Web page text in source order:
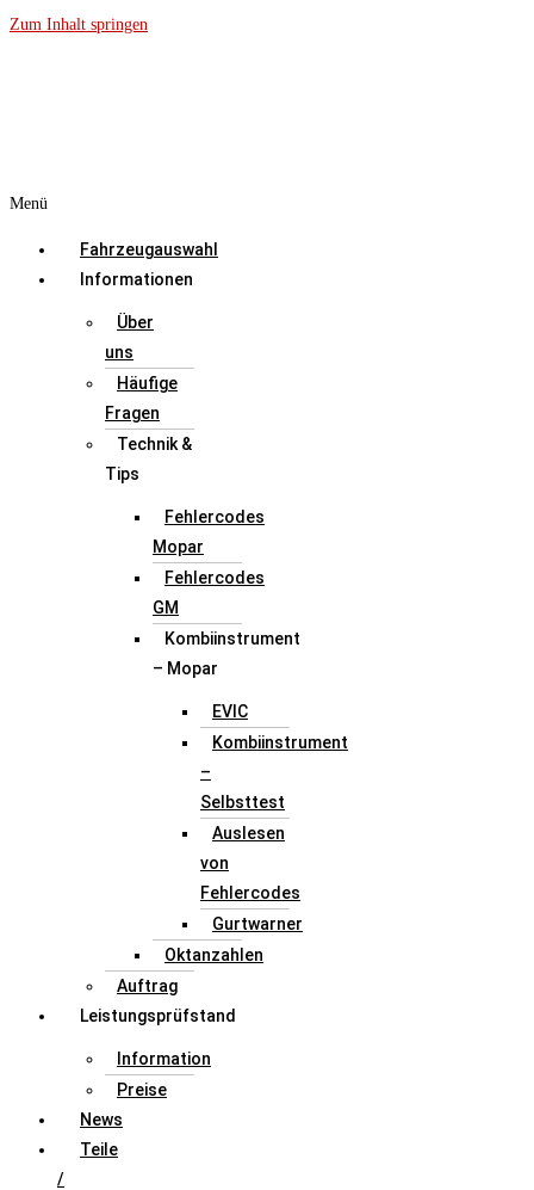
Zum Inhalt springen
Menü
Fahrzeugauswahl
Informationen
Über
uns
Häufige
Fragen
Technik &
Tips
Fehlercodes
Mopar
Fehlercodes
GM
Kombiinstrument
– Mopar
EVIC
Kombiinstrument
–
Selbsttest
Auslesen
von
Fehlercodes
Gurtwarner
Oktanzahlen
Auftrag
Leistungsprüfstand
Information
Preise
News
Teile
/